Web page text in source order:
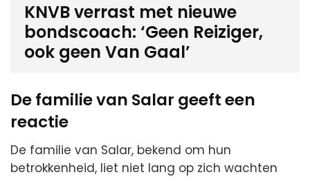
KNVB verrast met nieuwe
bondscoach: ‘Geen Reiziger,
ook geen Van Gaal’
De familie van Salar geeft een
reactie
De familie van Salar, bekend om hun
betrokkenheid, liet niet lang op zich wachten